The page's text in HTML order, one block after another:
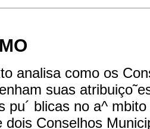
analisa como os
suas
pu´ blicas no a^
dois Conselhos